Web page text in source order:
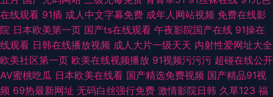
在线观看 91插 成人中文字幕免费 成年人网站视频 免费在线影
院 日本欧美第一页 国产ts在线观看 午夜影院国产在线 91操在
线观看 日韩在线播放视频 成人大片一级天天 内射性爱网址大全
欧美社区第一页 欧美在线视频播放 91视频污污污 超碰在线公开
AV蜜桃吃瓜 日本欧美在线看 国产精选免费视频 国产精品91视
频 69热最新网址 无码白丝强行免费 激情影院日韩 久草123 福